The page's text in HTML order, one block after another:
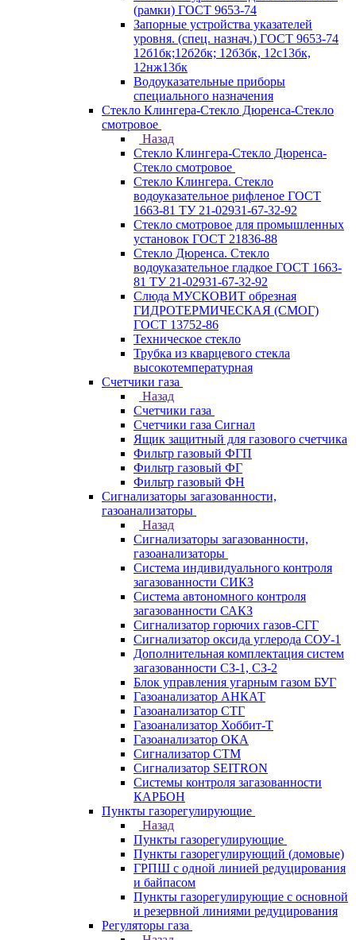
(рамки) ГОСТ 9653-74
Запорные устройства указателей
уровня. (спец. назнач.) ГОСТ 9653-74
12б1бк;12б2бк; 12б3бк, 12с13бк,
12нж13бк
Водоуказательные приборы
специального назначения
Стекло Клингера-Стекло Дюренса-Стекло
смотровое
Назад
Стекло Клингера-Стекло Дюренса-
Стекло смотровое
Стекло Клингера. Стекло
водоуказательное рифленое ГОСТ
1663-81 ТУ 21-02931-67-32-92
Стекло смотровое для промышленных
установок ГОСТ 21836-88
Стекло Дюренса. Стекло
водоуказательное гладкое ГОСТ 1663-
81 ТУ 21-02931-67-32-92
Слюда МУСКОВИТ обрезная
ГИДРОТЕРМИЧЕСКАЯ (СМОГ)
ГОСТ 13752-86
Техническое стекло
Трубка из кварцевого стекла
высокотемпературная
Счетчики газа
Назад
Счетчики газа
Счетчики газа Сигнал
Ящик защитный для газового счетчика
Фильтр газовый ФГП
Фильтр газовый ФГ
Фильтр газовый ФН
Сигнализаторы загазованности,
газоанализаторы
Назад
Сигнализаторы загазованности,
газоанализаторы
Система индивидуального контроля
загазованности СИКЗ
Система автономного контроля
загазованности САКЗ
Сигнализатор горючих газов-СГГ
Сигнализатор оксида углерода СОУ-1
Дополнительная комплектация систем
загазованности СЗ-1, СЗ-2
Блок управления угарным газом БУГ
Газоанализатор АНКАТ
Газоанализатор СТГ
Газоанализатор Хоббит-Т
Газоанализатор ОКА
Сигнализатор СТМ
Сигнализатор SEITRON
Системы контроля загазованности
КАРБОН
Пункты газорегулирующие
Назад
Пункты газорегулирующие
Пункты газорегулирующий (домовые)
ГРПШ с одной линией редуцирования
и байпасом
Пункты газорегулирующие с основной
и резервной линиями редуцирования
Регуляторы газа